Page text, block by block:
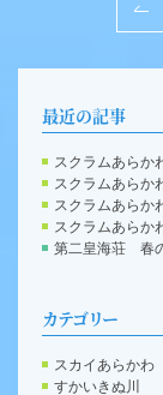
最近の記事
スクラムあらか
スクラムあらか
スクラムあらか
スクラムあらか
第二皇海荘 春
カテゴリー
スカイあらかわ
すかいきぬ川